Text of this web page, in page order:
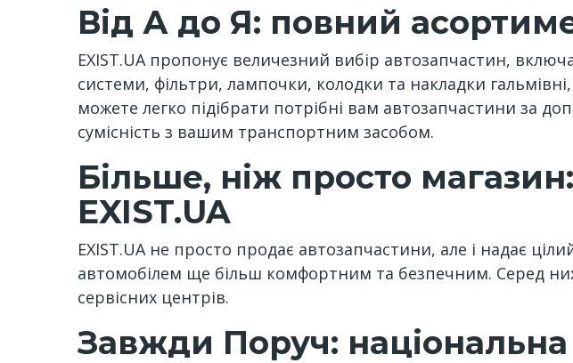
Від А до Я: повний
EXIST.UA пропонує величезний вибір автозапчастин,
системи, фільтри, лампочки, колодки та накладки
можете легко підібрати потрібні вам автозапчастини за
сумісність з вашим транспортним засобом.
Більше, ніж просто магазин:
EXIST.UA
EXIST.UA не просто продає автозапчастини, але і надає
автомобілем ще більш комфортним та безпечним. Серед
сервісних центрів.
Завжди Поруч: